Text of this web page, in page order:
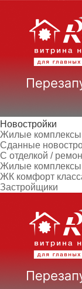
Новостройки
Жилые комплексы
Сданные
С отделкой /
Жилые комплексы
ЖК комфорт
Застройщики